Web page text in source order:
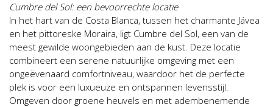
Cumbre del Sol: een bevoorrechte locatie
In het hart van de Costa Blanca, tussen het charmante Jávea
en het pittoreske Moraira, ligt Cumbre del Sol, een van de
meest gewilde woongebieden aan de kust. Deze locatie
combineert een serene natuurlijke omgeving met een
ongeëvenaard comfortniveau, waardoor het de perfecte
plek is voor een luxueuze en ontspannen levensstijl.
Omgeven door groene heuvels en met adembenemende